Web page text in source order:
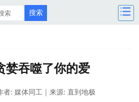
婪吞噬了你的爱
者: 媒体同工 ｜来源: 直到地极